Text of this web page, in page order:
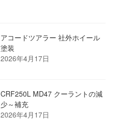
アコードツアラー 社外ホイール
塗装
2026年4月17日
CRF250L MD47 クーラントの減
少～補充
2026年4月17日